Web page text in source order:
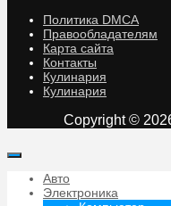
Политика DMCA
Правообладателям
Карта сайта
Контакты
Кулинария
Кулинария
Copyright ©
Авто
Электроника